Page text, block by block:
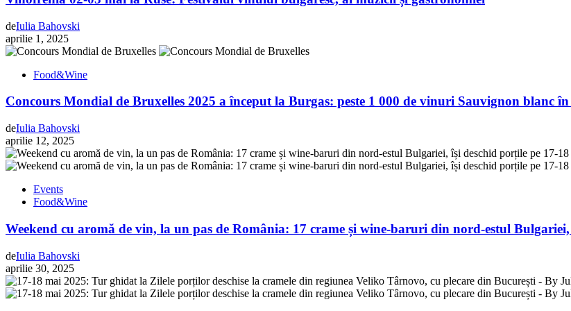
deIulia Bahovski
aprilie 1, 2025
Food&Wine
Concours Mondial de Bruxelles 2025 a început la Burgas: peste 1 000 de vinuri Sauvignon blanc
deIulia Bahovski
aprilie 12, 2025
Events
Food&Wine
Weekend cu aromă de vin, la un pas de România: 17 crame și wine-baruri din nord-estul
deIulia Bahovski
aprilie 30, 2025